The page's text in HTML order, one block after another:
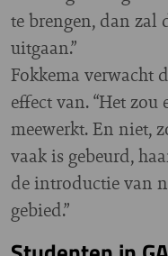
te brengen, dan zal
uitgaan.”
Fokkema verwacht
effect van. “Het zou
meewerkt. En niet,
vaak is gebeurd,
de introductie van
gebied.”